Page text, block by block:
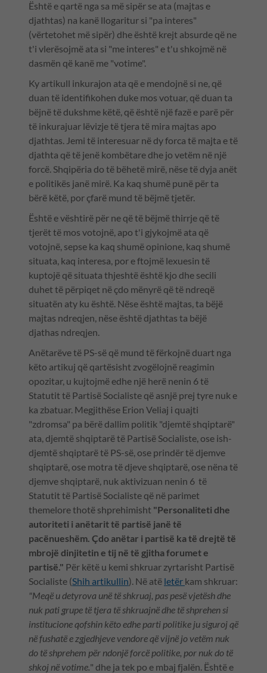
Është e qartë nga sa më sipër se ata (majtas e
djathtas) na kanë llogaritur si "pa interes"
(vërtetohet më sipër) dhe është krejt absurde që ne
t'i vlerësojmë ata si "me interes" e t'u shkojmë në
dasmën që kanë me "votime".
Ky artikull inkurajon ata që e mendojnë si ne, që
duan të identifikohen duke mos votuar, që duan ta
bëjnë të dukshme këtë, që është një fazë e parë për
të inkurajuar lëvizje të tjera të mira majtas apo
djathtas. Jemi të interesuar në dy forca të majta e të
djathta që të jenë kombëtare dhe jo vetëm në një
forcë. Shqipëria do të bëhetë mirë, nëse të dyja anët
e politikës janë mirë. Ka kaq shumë punë për ta
bërë këtë, por çfarë mund të bëjmë tjetër.
Është e vështirë për ne që të bëjmë thirrje që të
tjerët të mos votojnë, apo t'i gjykojmë ata që
votojnë, sepse ka kaq shumë opinione, kaq shumë
situata, kaq interesa, por e ftojmë lexuesin të
kuptojë që situata thjeshtë është kjo dhe secili
duhet të përpiqet në çdo mënyrë që të ndreqë
situatën aty ku është. Nëse është majtas, ta bëjë
majtas ndreqjen, nëse është djathtas ta bëjë
djathas ndreqjen.
Anëtarëve të PS-së që mund të fërkojnë duart nga
këto artikuj që qartësisht zvogëlojnë reagimin
opozitar, u kujtojmë edhe një herë nenin 6 të
Statutit të Partisë Socialiste që asnjë prej tyre nuk e
ka zbatuar. Megjithëse Erion Veliaj i quajti
"zdromsa" pa bërë dallim politik "djemtë shqiptarë"
ata, djemtë shqiptarë të Partisë Socialiste, ose ish-
djemtë shqiptarë të PS-së, ose prindër të djemve
shqiptarë, ose motra të djeve shqiptarë, ose nëna të
djemve shqiptarë, nuk aktivizuan nenin 6 të
Statutit të Partisë Socialiste që në parimet
themelore thotë shprehimisht "Personaliteti dhe
autoriteti i anëtarit të partisë janë të
pacënueshëm. Çdo anëtar i partisë ka të drejtë të
mbrojë dinjitetin e tij në të gjitha forumet e
partisë." Për këtë u kemi shkruar zyrtarisht Partisë
Socialiste (Shih artikullin). Në atë letër kam shkruar:
"Meqë u detyrova unë të shkruaj, pas pesë vjetësh dhe
nuk pati grupe të tjera të shkruajnë dhe të shprehen si
institucione qofshin këto edhe parti politike ju siguroj që
në fushatë e zgjedhjeve vendore që vijnë jo vetëm nuk
do të shprehem për ndonjë forcë politike, por nuk do të
shkoj në votime. " dhe ja tek po e mbaj fjalën. Është e